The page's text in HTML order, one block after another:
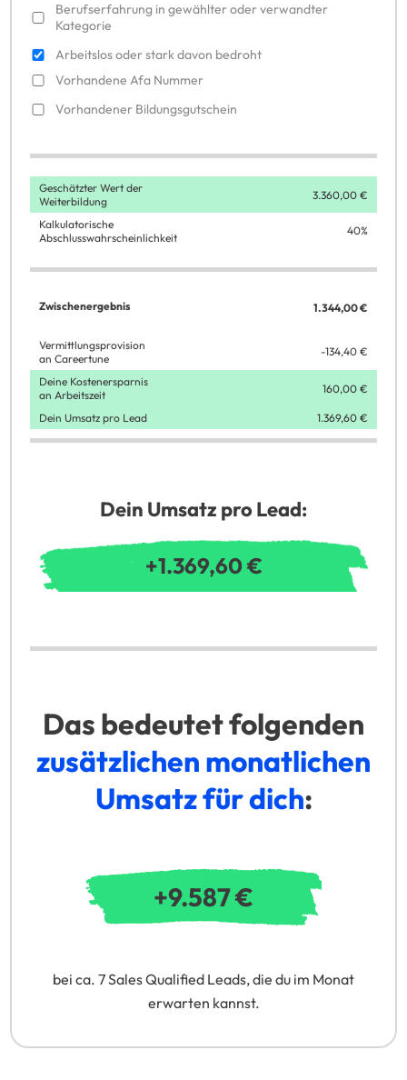
Berufserfahrung in gewählter oder verwandter
Kategorie
Arbeitslos oder stark davon bedroht
Vorhandene Afa Nummer
Vorhandener Bildungsgutschein
Geschätzter Wert der
Weiterbildung
Kalkulatorische
Abschlusswahrscheinlichkeit
Zwischenergebnis
Vermittlungsprovision
an Careertune
Deine Kostenersparnis
an Arbeitszeit
Dein Umsatz pro Lead
Dein Umsatz pro Lead:
Das bedeutet folgenden
zusätzlichen monatlichen
Umsatz für dich:
bei ca. 7 Sales Qualified Leads, die du im Monat
erwarten kannst.